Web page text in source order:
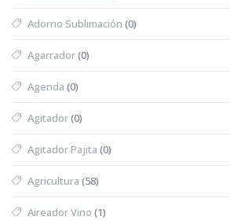
Adorno Sublimación (0)
Agarrador(0)
Agenda (0)
Agitador(0)
Agitador Pajita (0)
Agricultura (58)
Aireador Vino (1)